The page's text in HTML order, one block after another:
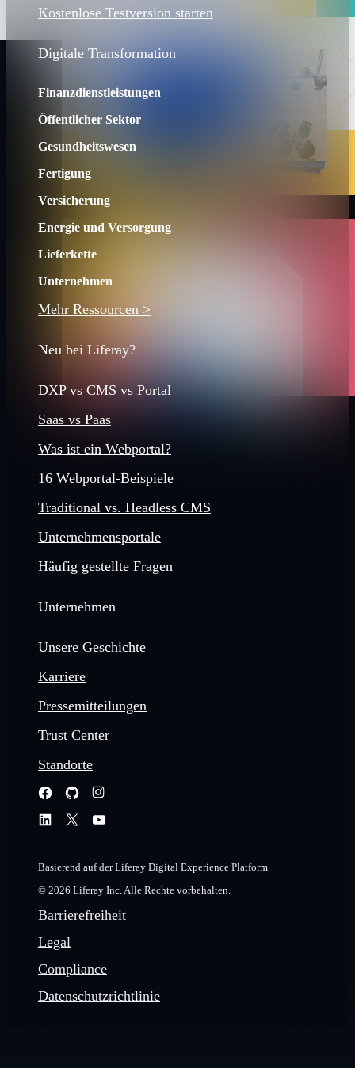
Kostenlose Testversion starten
Digitale Transformation
Finanzdienstleistungen
Öffentlicher Sektor
Gesundheitswesen
Fertigung
Versicherung
Energie und Versorgung
Lieferkette
Unternehmen
Mehr Ressourcen >
Neu bei Liferay?
DXP vs CMS vs Portal
Saas vs Paas
Was ist ein Webportal?
16 Webportal-Beispiele
Traditional vs. Headless CMS
Unternehmensportale
Häufig gestellte Fragen
Unternehmen
Unsere Geschichte
Karriere
Pressemitteilungen
Trust Center
Standorte
Basierend auf der Liferay Digital Experience Platform
© 2026 Liferay Inc. Alle Rechte vorbehalten.
Barrierefreiheit
Legal
Compliance
Datenschutzrichtlinie